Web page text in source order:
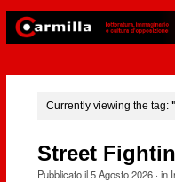
Currently viewing the tag:
Street
Pubblicato il5 Agosto 2026· in